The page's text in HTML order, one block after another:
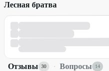
Лесная братва
Отзывы 30 · Вопросы 14